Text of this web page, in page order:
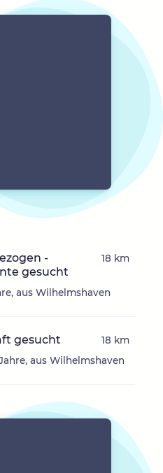
-
gesucht
aus Wilhelmshaven
18 km
gesucht
aus Wilhelmshaven
18 km